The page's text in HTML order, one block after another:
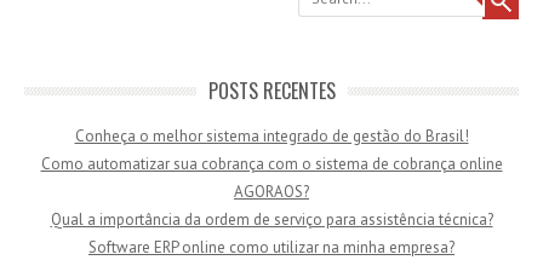
POSTS RECENTES
Conheça o melhor sistema integrado de gestão do Brasil!
Como automatizar sua cobrança com o sistema de cobrança online
AGORAOS?
Qual a importância da ordem de serviço para assistência técnica?
Software ERP online como utilizar na minha empresa?